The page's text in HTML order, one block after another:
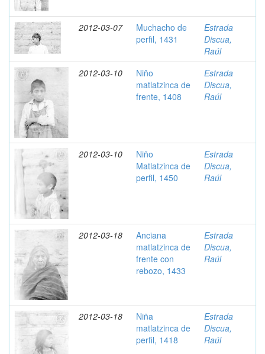
2012-03-07
Muchacho de
perfil, 1431
Estrada
Discua,
Raúl
2012-03-10
Niño
matlatzinca de
frente, 1408
Estrada
Discua,
Raúl
2012-03-10
Niño
Matlatzinca de
perfil, 1450
Estrada
Discua,
Raúl
2012-03-18
Anciana
matlatzinca de
frente con
rebozo, 1433
Estrada
Discua,
Raúl
2012-03-18
Niña
matlatzinca de
perfil, 1418
Estrada
Discua,
Raúl